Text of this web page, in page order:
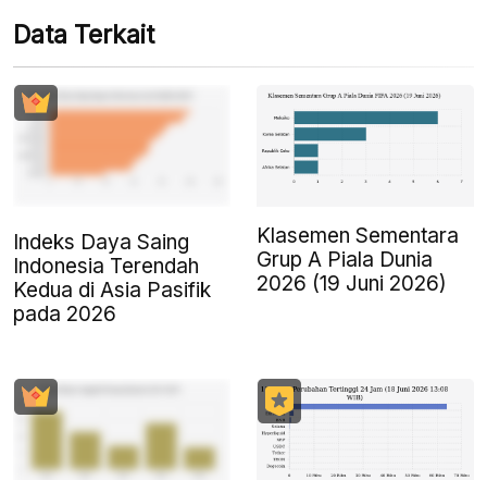
Data Terkait
Indeks Daya Saing
Indonesia Terendah
Kedua di Asia Pasifik
pada 2026
Klasemen Sementara
Grup A Piala Dunia
2026 (19 Juni 2026)